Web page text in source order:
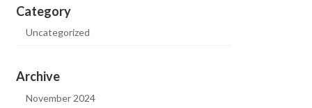
Category
Uncategorized
Archive
November 2024